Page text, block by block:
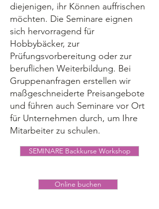
diejenigen, ihr Können auffrischen
möchten. Die Seminare eignen
sich hervorragend für
Hobbybäcker, zur
Prüfungsvorbereitung oder zur
beruflichen Weiterbildung. Bei
Gruppenanfragen erstellen wir
maßgeschneiderte Preisangebote
und führen auch Seminare vor Ort
für Unternehmen durch, um Ihre
Mitarbeiter zu schulen.
SEMINARE Backkurse Workshop
Online buchen